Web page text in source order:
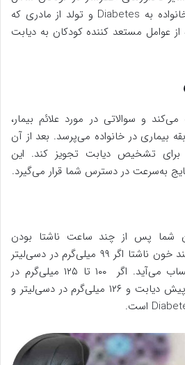
مبتلا بودن یکی از اعضای خانواده به Diabetes و تولد از مادری که
از عوامل مستعد کننده کودکان به دیابت
می‌کند و سوالاتی در مورد علائم بیمار،
بیماری در خانواده می‌پرسد. بعد از آن
تشخیص دیابت تجویز کند. این
به‌سرعت در دسترس شما قرار می‌گیرد.
شما پس از چند ساعت ناشتا بودن
اندازه‌گیری می‌شود. سطح قند خون ناشتا اگر ۹۹ میلی‌گرم در دسی‌لیتر
یا کمتر باشد طبیعی به حساب می‌آید. اگر ۱۰۰ تا ۱۲۵ میلی‌گرم در
دسی‌لیتر باشد نشان‌دهنده پیش دیابت و ۱۲۶ میلی‌گرم در دسی‌لیتر و